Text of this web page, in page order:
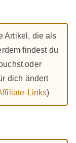
Artikel, die als
findest du
oder
dich ändert
Links)